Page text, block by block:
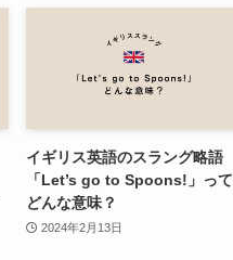
イギリス英語のスラング略語
「Let’s go to Spoons!」って
どんな意味？
2024年2月13日